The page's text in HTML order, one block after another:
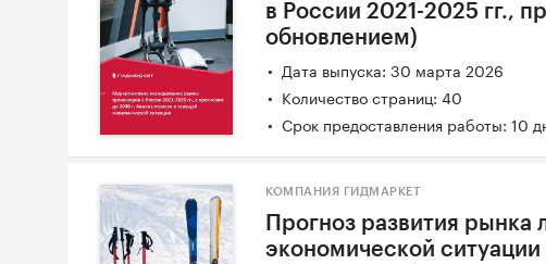
в России 2021-2025 гг.,
обновлением)
Дата выпуска: 30 марта 2026
Количество страниц: 40
Срок предоставления работы: 10
КОМПАНИЯ ГИДМАРКЕТ
Прогноз развития
экономической ситуации